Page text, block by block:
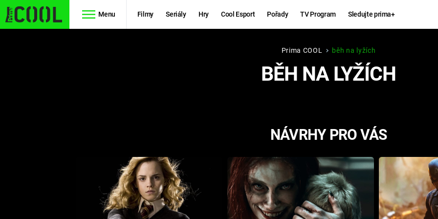
Menu Filmy Seriály Hry Cool Esport Pořady TV Program Sledujte prima+
PREDÁTOR
Hry
KINGDOM
DELIVERANCE
ESPORT
Zábava
CHUCK
NORRIS
Prima COOL běh na lyžích
BĚH NA LYŽÍCH
NÁVRHY PRO VÁS